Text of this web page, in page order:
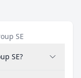
SE
SE?